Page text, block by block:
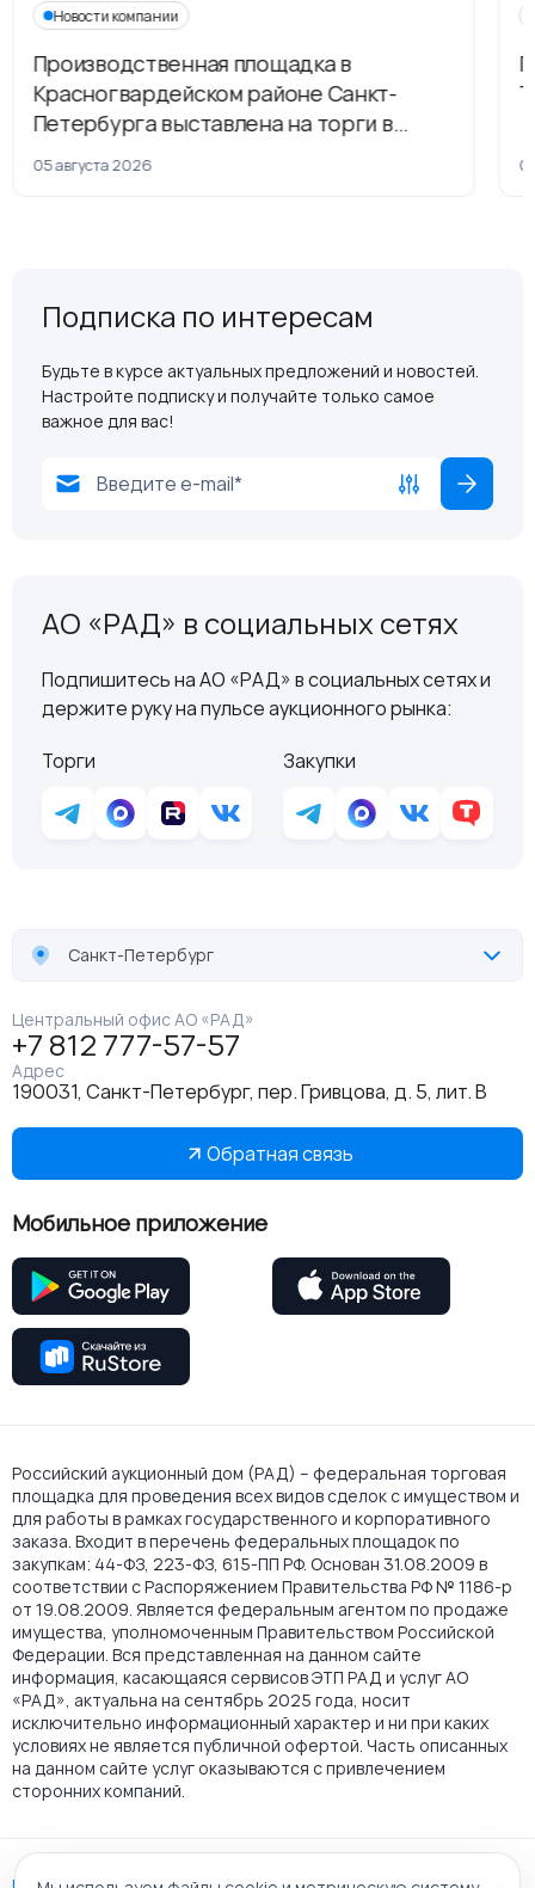
Новости компании
Производственная площадка в
Красногвардейском районе Санкт-
Петербурга выставлена на торги в
рамках приватизации
05 августа 2026
Подписка по интересам
Будьте в курсе актуальных предложений и новостей.
Настройте подписку и получайте только самое
важное для вас!
АО «РАД» в социальных сетях
Подпишитесь на АО «РАД» в социальных сетях и
держите руку на пульсе аукционного рынка:
Торги
Закупки
Санкт-Петербург
Центральный офис АО «РАД»
+7 812 777-57-57
Адрес
190031, Санкт-Петербург, пер. Гривцова, д. 5, лит. В
Обратная связь
Мобильное приложение
Российский аукционный дом (РАД) – федеральная торговая
площадка для проведения всех видов сделок с имуществом и
для работы в рамках государственного и корпоративного
заказа. Входит в перечень федеральных площадок по
закупкам: 44-ФЗ, 223-ФЗ, 615-ПП РФ. Основан 31.08.2009 в
соответствии с Распоряжением Правительства РФ № 1186-р
от 19.08.2009. Является федеральным агентом по продаже
имущества, уполномоченным Правительством Российской
Федерации. Вся представленная на данном сайте
информация, касающаяся сервисов ЭТП РАД и услуг АО
«РАД», актуальна на сентябрь 2025 года, носит
исключительно информационный характер и ни при каких
условиях не является публичной офертой. Часть описанных
на данном сайте услуг оказываются с привлечением
сторонних компаний.